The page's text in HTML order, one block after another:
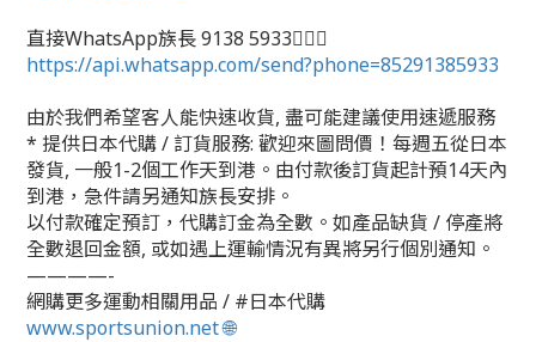
直接WhatsApp族長 9138 5933🙆🏻‍♂
https://api.whatsapp.com/send?phone=85291385933
由於我們希望客人能快速收貨, 盡可能建議使用速遞服務
* 提供日本代購 / 訂貨服務: 歡迎來圖問價！每週五從日本
發貨, 一般1-2個工作天到港。由付款後訂貨起計預14天內
到港，急件請另通知族長安排。
以付款確定預訂，代購訂金為全數。如產品缺貨 / 停產將
全數退回金額, 或如遇上運輸情況有異將另行個別通知。
————-
網購更多運動相關用品 / #日本代購
www.sportsunion.net 🌐